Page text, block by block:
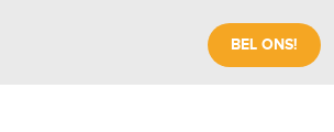
BEL ONS!